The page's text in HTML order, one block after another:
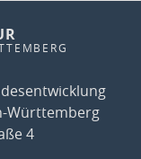
Württemberg
4